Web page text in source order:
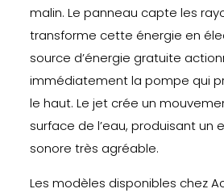
malin. Le panneau capte les
transforme cette énergie en
source d’énergie gratuite
immédiatement la pompe qui
le haut. Le jet crée un
surface de l’eau, produisant un
sonore très agréable.
Les modèles disponibles chez